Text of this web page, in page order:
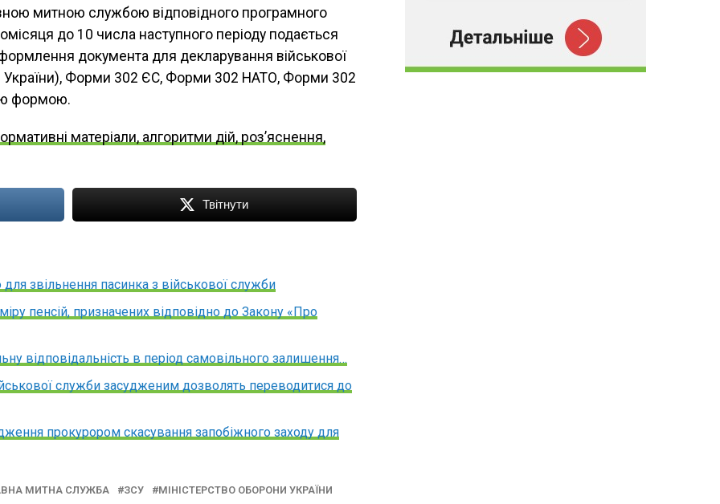
митною службою відповідного програмного
до 10 числа наступного періоду подається
документа для декларування військової
України), Форми 302 ЄС, Форми 302 НАТО, Форми 302
формою.
матеріали, алгоритми дій, роз’яснення,
Твітнути
звільнення пасинка з військової служби
пенсій, призначених відповідно до Закону «Про
відповідальність в період самовільного залишення…
служби засудженим дозволять переводитися до
прокурором скасування запобіжного заходу для
МИТНА СЛУЖБА ЗСУ МІНІСТЕРСТВО ОБОРОНИ УКРАЇНИ